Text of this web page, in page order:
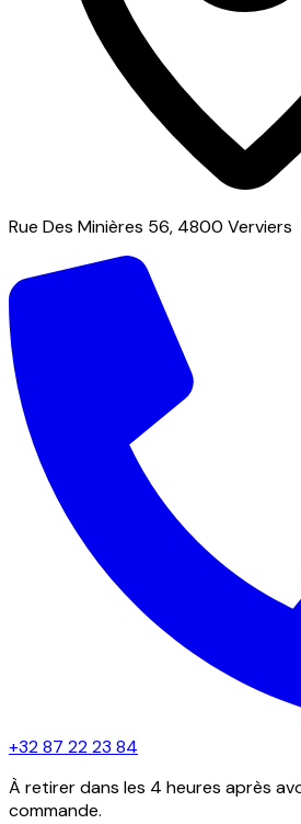
Rue Des Minières 56, 4800 Verviers
+32 87 22 23 84
À retirer dans les 4 heures après
commande.